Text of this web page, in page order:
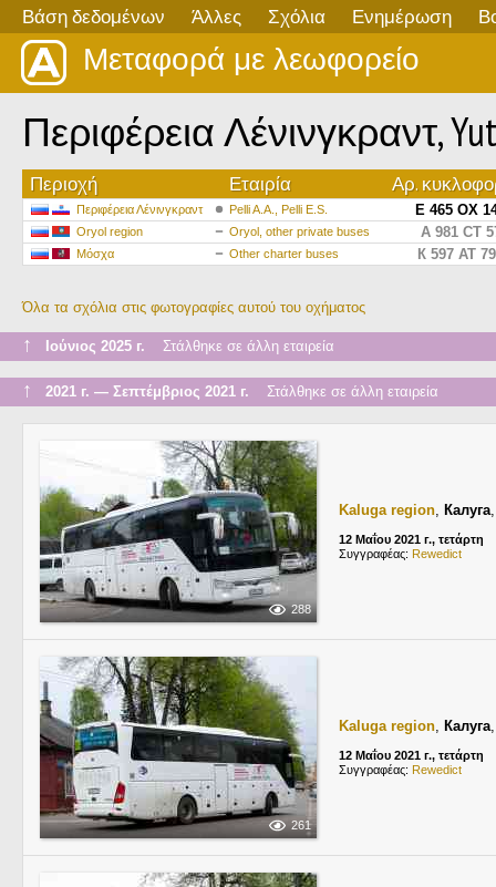
Βάση δεδομένων Άλλες Σχόλια Ενημέρωση
Μεταφορά με λεωφορείο
Περιφέρεια Λένινγκραντ,
Περιοχή Εταιρία Αρ.
Περιφέρεια Λένινγκραντ Pelli A.A., Pelli E.S. Е 465 ОХ
Oryol region Oryol, other private buses А 981 СТ
Μόσχα Other charter buses К 597 АТ
Όλα τα σχόλια στις φωτογραφίες αυτού του οχήματος
↑ Ιούνιος 2025 г. Στάλθηκε σε άλλη εταιρεία
↑ 2021 г. — Σεπτέμβριος 2021 г. Στάλθηκε σε άλλη εταιρεία
288
Kaluga region, Калуга
12 Μαΐου 2021 г., τετάρτη
Συγγραφέας: Rewedict
261
Kaluga region, Калуга
12 Μαΐου 2021 г., τετάρτη
Συγγραφέας: Rewedict